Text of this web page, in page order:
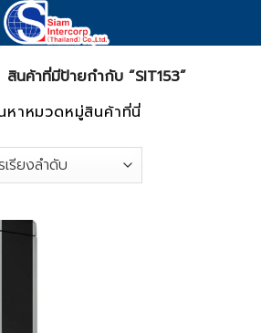
สินค้าที่มีป้ายกำกับ “SIT153”
หาหมวดหมู่สินค้าที่นี่